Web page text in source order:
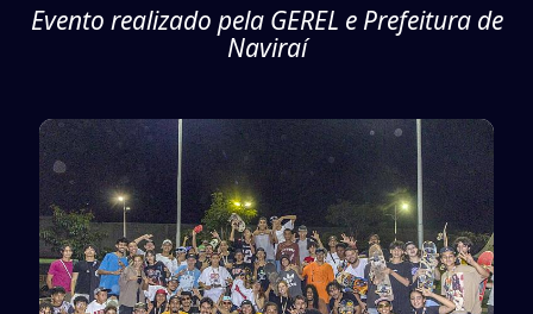
Evento realizado pela GEREL e Prefeitura de
Naviraí